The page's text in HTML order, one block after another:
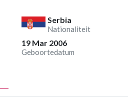
Serbia
Nationaliteit
19 Mar 2006
Geboortedatum